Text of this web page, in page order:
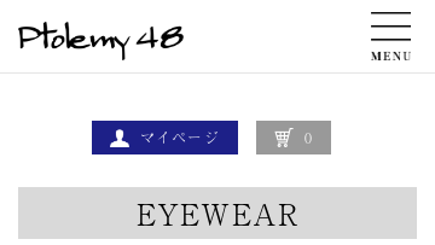
マイページ 0
EYEWEAR